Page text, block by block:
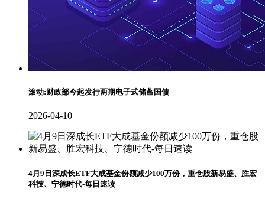
滚动:财政部今起发行两期电子式储蓄国债
2026-04-10
4月9日深成长ETF大成基金份额减少100万份，重仓股新易盛、胜宏
科技、宁德时代-每日速读